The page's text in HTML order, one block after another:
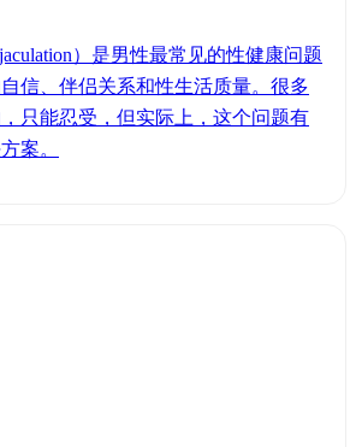
）是男性最常见的性健康问题
信、伴侣关系和性生活质量。很多
只能忍受，但实际上，这个问题有
案。